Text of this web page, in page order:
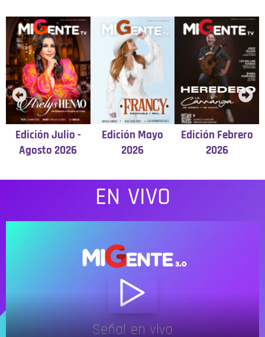
Edición Julio -
Agosto 2026
Edición Mayo
2026
Edición Febrero
2026
EN VIVO